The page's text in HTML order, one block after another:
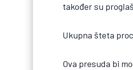
također su
Ukupna šteta
Ova presuda bi